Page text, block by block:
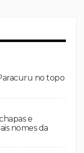
no topo
e
nomes da